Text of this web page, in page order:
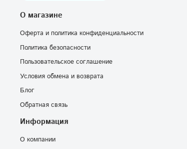
О магазине
Оферта и политика конфиденциальности
Политика безопасности
Пользовательское соглашение
Условия обмена и возврата
Блог
Обратная связь
Информация
О компании